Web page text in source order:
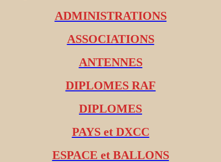
ADMINISTRATIONS
ASSOCIATIONS
ANTENNES
DIPLOMES RAF
DIPLOMES
PAYS et DXCC
ESPACE et BALLONS